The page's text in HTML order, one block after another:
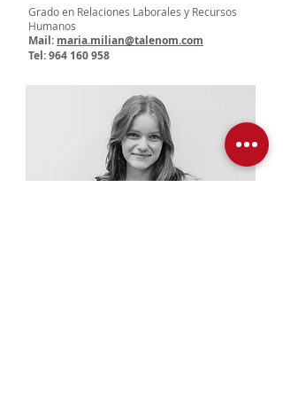
Grado en Relaciones Laborales y Recursos
Humanos
Mail: maria.milian@talenom.com
Tel:964 160 958